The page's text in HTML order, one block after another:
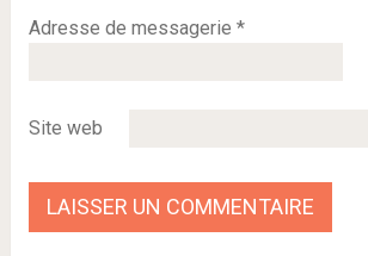
Adresse de messagerie *
Site web